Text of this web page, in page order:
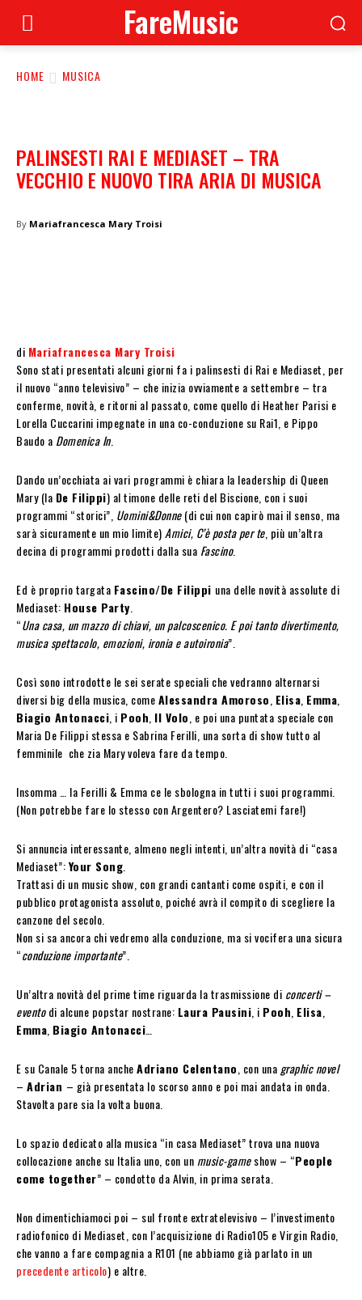
FareMusic
HOME MUSICA
PALINSESTI RAI E MEDIASET – TRA
VECCHIO E NUOVO TIRA ARIA DI MUSICA
By Mariafrancesca Mary Troisi
di Mariafrancesca Mary Troisi
Sono stati presentati alcuni giorni fa i palinsesti di Rai e Mediaset, per
il nuovo “anno televisivo” – che inizia ovviamente a settembre – tra
conferme, novità, e ritorni al passato, come quello di Heather Parisi e
Lorella Cuccarini impegnate in una co-conduzione su Rai1, e Pippo
Baudo a Domenica In.
Dando un’occhiata ai vari programmi è chiara la leadership di Queen
Mary (la De Filippi) al timone delle reti del Biscione, con i suoi
programmi “storici”, Uomini&Donne(di cui non capirò mai il senso, ma
sarà sicuramente un mio limite) Amici, C’è posta per te, più un’altra
decina di programmi prodotti dalla sua Fascino.
Ed è proprio targata Fascino/De Filippi una delle novità assolute di
Mediaset: House Party
“Una casa, un mazzo di chiavi, un palcoscenico. E poi tanto divertimento,
musica spettacolo, emozioni, ironia e autoironia”.
Così sono introdotte le sei serate speciali che vedranno alternarsi
diversi big della musica, comeAlessandra Amoroso Elisa Emma
Biagio Antonacci , i Pooh Il Volo , e poi una puntata speciale con
Maria De Filippi stessa e Sabrina Ferilli, una sorta di show tutto al
femminile che zia Mary voleva fare da tempo.
Insomma … la Ferilli & Emma ce le sbologna in tutti i suoi programmi.
(Non potrebbe fare lo stesso con Argentero? Lasciatemi fare!)
Si annuncia interessante, almeno negli intenti, un’altra novità di “casa
Mediaset”:Your Song
Trattasi di un music show, con grandi cantanti come ospiti, e con il
pubblico protagonista assoluto, poiché avrà il compito di scegliere la
canzone del secolo.
Non si sa ancora chi vedremo alla conduzione, ma si vocifera una sicura
“conduzione importante”.
Un’altra novità del prime time riguarda la trasmissione di concerti –
eventodi alcune popstar nostrane: Laura Pausini , i Pooh Elisa
Emma Biagio Antonacci
E su Canale 5 torna ancheAdriano Celentano , con una graphic novel
– Adrian – già presentata lo scorso anno e poi mai andata in onda.
Stavolta pare sia la volta buona.
Lo spazio dedicato alla musica “in casa Mediaset” trova una nuova
collocazione anche su Italia uno, con un music-gameshow – “People
come together” – condotto da Alvin, in prima serata.
Non dimentichiamoci poi – sul fronte extratelevisivo – l’investimento
radiofonico di Mediaset, con l’acquisizione di Radio105 e Virgin Radio,
che vanno a fare compagnia a R101 (ne abbiamo già parlato in un
precedente articolo) e altre.